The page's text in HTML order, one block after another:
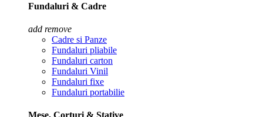
Fundaluri & Cadre
add remove
Cadre si Panze
Fundaluri pliabile
Fundaluri carton
Fundaluri Vinil
Fundaluri fixe
Fundaluri portabilie
Mese, Corturi & Stative